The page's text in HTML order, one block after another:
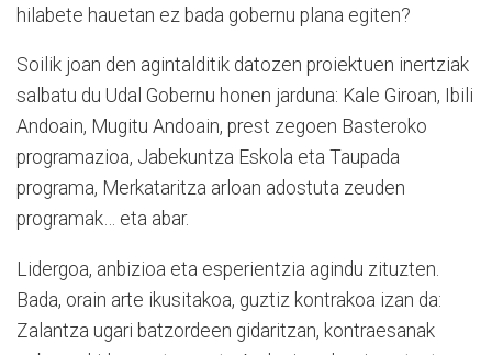
hilabete hauetan ez bada gobernu plana egiten?
Soilik joan den agintalditik datozen proiektuen inertziak
salbatu du Udal Gobernu honen jarduna: Kale Giroan, Ibili
Andoain, Mugitu Andoain, prest zegoen Basteroko
programazioa, Jabekuntza Eskola eta Taupada
programa, Merkataritza arloan adostuta zeuden
programak… eta abar.
Lidergoa, anbizioa eta esperientzia agindu zituzten.
Bada, orain arte ikusitakoa, guztiz kontrakoa izan da:
Zalantza ugari batzordeen gidaritzan, kontraesanak